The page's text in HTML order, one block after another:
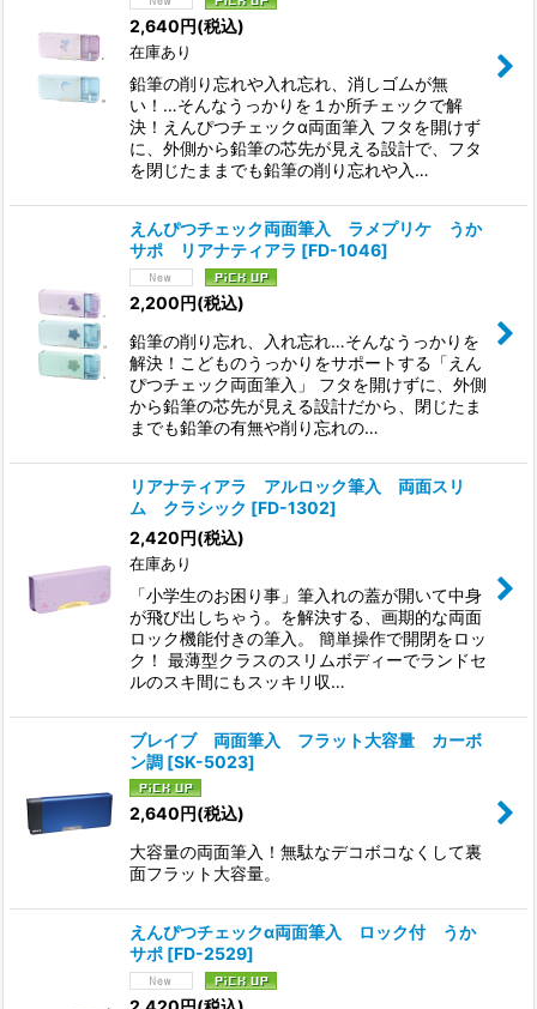
2,640円(税込)
在庫あり
鉛筆の削り忘れや入れ忘れ、消しゴムが無
い！…そんなうっかりを１か所チェックで解
決！えんぴつチェックα両面筆入 フタを開けず
に、外側から鉛筆の芯先が見える設計で、フタ
を閉じたままでも鉛筆の削り忘れや入…
えんぴつチェック両面筆入 ラメプリケ うか
サポ リアナティアラ [FD-1046]
2,200円(税込)
鉛筆の削り忘れ、入れ忘れ…そんなうっかりを
解決！こどものうっかりをサポートする「えん
ぴつチェック両面筆入」 フタを開けずに、外側
から鉛筆の芯先が見える設計だから、閉じたま
までも鉛筆の有無や削り忘れの…
リアナティアラ アルロック筆入 両面スリ
ム クラシック [FD-1302]
2,420円(税込)
在庫あり
「小学生のお困り事」筆入れの蓋が開いて中身
が飛び出しちゃう。を解決する、画期的な両面
ロック機能付きの筆入。 簡単操作で開閉をロッ
ク！ 最薄型クラスのスリムボディーでランドセ
ルのスキ間にもスッキリ収…
ブレイブ 両面筆入 フラット大容量 カーボ
ン調 [SK-5023]
2,640 円(税込)
大容量の両面筆入！無駄なデコボコなくして裏
面フラット大容量。
えんぴつチェックα両面筆入 ロック付 うか
サポ [FD-2529]